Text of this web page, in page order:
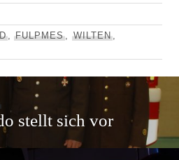
,FULPMES,WILTEN,
Vorheriger
Beitrag:stellt sich vor